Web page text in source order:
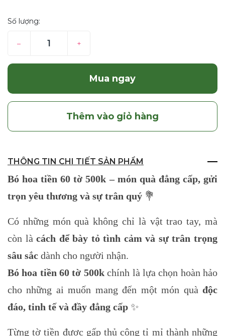
Số lượng:
– +
Mua ngay
Thêm vào giỏ hàng
THÔNG TIN CHI TIẾT SẢN PHẨM
Bó hoa tiền 60 tờ 500k – món quà đẳng cấp, gửi
trọn yêu thương và sự trân quý 💐
Có những món quà không chỉ là vật trao tay, mà
còn làcách để bày tỏ tình cảm và sự trân trọng
sâu sắc dành cho người nhận.
Bó hoa tiền 60 tờ 500kchính là lựa chọn hoàn hảo
cho những ai muốn mang đến một món quà độc
đáo, tinh tế và đầy đẳng cấp ✨
Từng tờ tiền được gấp thủ công tỉ mỉ thành những